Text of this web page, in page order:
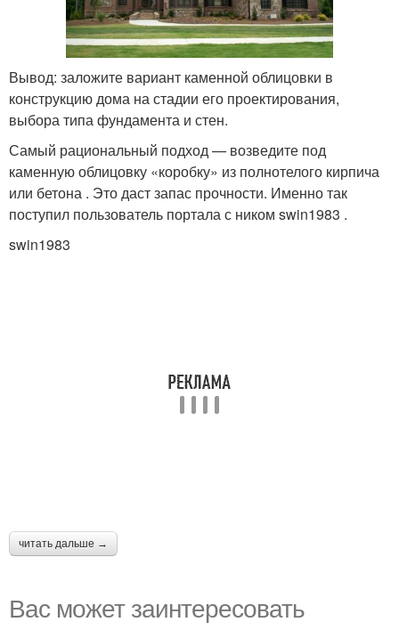
Вывод: заложите вариант каменной облицовки в
конструкцию дома на стадии его проектирования,
выбора типа фундамента и стен.
Самый рациональный подход — возведите под
каменную облицовку «коробку» из полнотелого кирпича
или бетона . Это даст запас прочности. Именно так
поступил пользователь портала с ником swin1983 .
swin1983
читать дальше →
Вас может заинтересовать